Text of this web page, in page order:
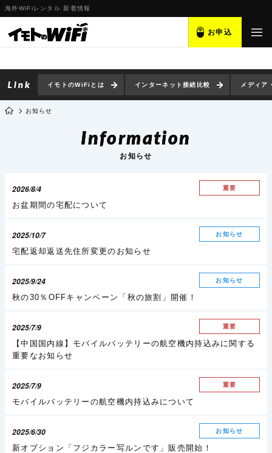
海外WiFiレンタル 新着情報
お申込
イモトのWiFiとは インターネット接続比較 メディア
お知らせ
Information
お知らせ
2026/8/4 重要
お盆期間の宅配について
2025/10/7 お知らせ
宅配返却返送先住所変更のお知らせ
2025/9/24 お知らせ
秋の30％OFFキャンペーン「秋の旅割」開催！
2025/7/9 重要
【中国国内線】モバイルバッテリーの航空機内持込みに関する
重要なお知らせ
2025/7/9 重要
モバイルバッテリーの航空機内持込みについて
2025/6/30 お知らせ
新オプション「フジカラー写ルンです」販売開始！